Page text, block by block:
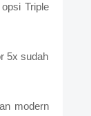
Triple
5x sudah
modern